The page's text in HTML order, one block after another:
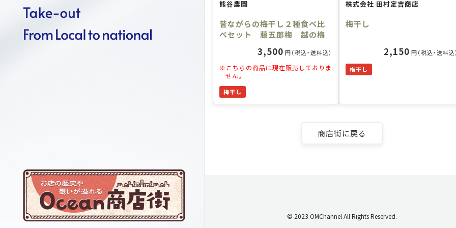
熊谷農園
昔ながらの梅干し２種食べ比
べセット 藤五郎梅 越の梅
3,500 円（税込・送料込）
※こちらの商品は現在販売しておりま
せん。
梅干し
株式会社 田村定吉商店
梅干し
2,150 円（税込・送料込
梅干し
商店街に戻る
© 2023 OMChannel All Rights Reserved.